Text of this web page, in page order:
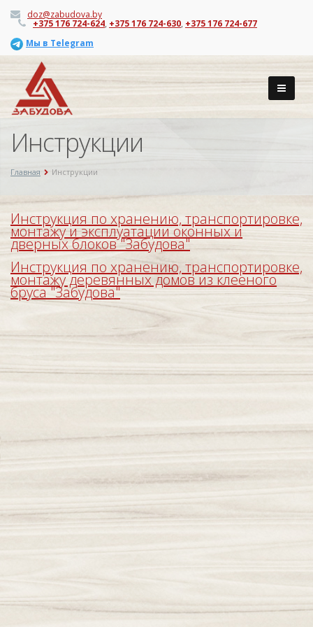
doz@zabudova.by
+375 176 724-624, +375 176 724-630, +375 176 724-677
Мы в Telegram
Инструкции
Главная Инструкции
Инструкция по хранению, транспортировке,
монтажу и эксплуатации оконных и
дверных блоков "Забудова"
Инструкция по хранению, транспортировке,
монтажу деревянных домов из клееного
бруса "Забудова"